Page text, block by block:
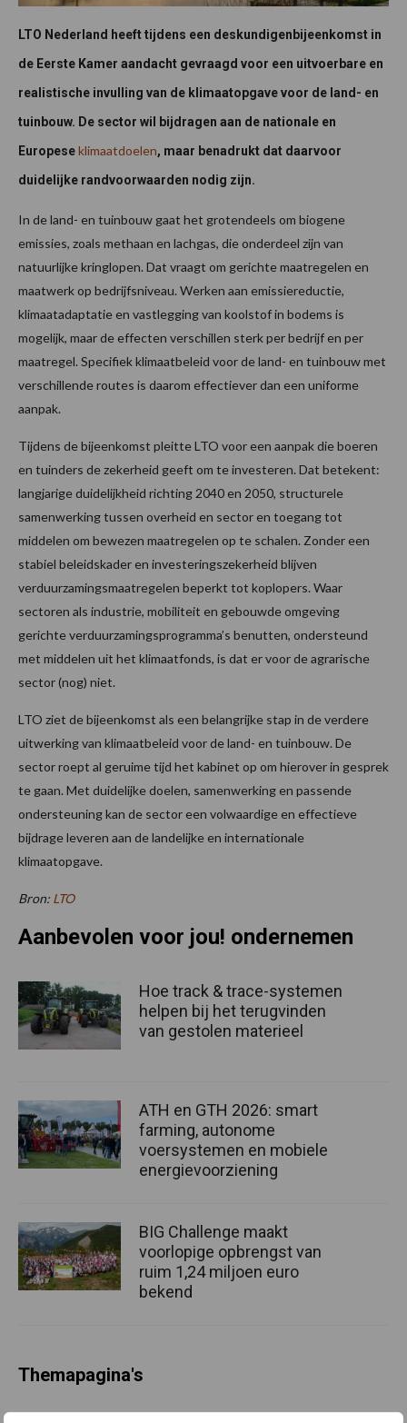
LTO Nederland heeft tijdens een deskundigenbijeenkomst in
de Eerste Kamer aandacht gevraagd voor een uitvoerbare en
realistische invulling van de klimaatopgave voor de land- en
tuinbouw. De sector wil bijdragen aan de nationale en
Europeseklimaatdoelen, maar benadrukt dat daarvoor
duidelijke randvoorwaarden nodig zijn.
In de land- en tuinbouw gaat het grotendeels om biogene
emissies, zoals methaan en lachgas, die onderdeel zijn van
natuurlijke kringlopen. Dat vraagt om gerichte maatregelen en
maatwerk op bedrijfsniveau. Werken aan emissiereductie,
klimaatadaptatie en vastlegging van koolstof in bodems is
mogelijk, maar de effecten verschillen sterk per bedrijf en per
maatregel. Specifiek klimaatbeleid voor de land- en tuinbouw met
verschillende routes is daarom effectiever dan een uniforme
aanpak.
Tijdens de bijeenkomst pleitte LTO voor een aanpak die boeren
en tuinders de zekerheid geeft om te investeren. Dat betekent:
langjarige duidelijkheid richting 2040 en 2050, structurele
samenwerking tussen overheid en sector en toegang tot
middelen om bewezen maatregelen op te schalen. Zonder een
stabiel beleidskader en investeringszekerheid blijven
verduurzamingsmaatregelen beperkt tot koplopers. Waar
sectoren als industrie, mobiliteit en gebouwde omgeving
gerichte verduurzamingsprogramma’s benutten, ondersteund
met middelen uit het klimaatfonds, is dat er voor de agrarische
sector (nog) niet.
LTO ziet de bijeenkomst als een belangrijke stap in de verdere
uitwerking van klimaatbeleid voor de land- en tuinbouw. De
sector roept al geruime tijd het kabinet op om hierover in gesprek
te gaan. Met duidelijke doelen, samenwerking en passende
ondersteuning kan de sector een volwaardige en effectieve
bijdrage leveren aan de landelijke en internationale
klimaatopgave.
Bron: LTO
Aanbevolen voor jou! ondernemen
Hoe track & trace-systemen
helpen bij het terugvinden
van gestolen materieel
ATH en GTH 2026: smart
farming, autonome
voersystemen en mobiele
energievoorziening
BIG Challenge maakt
voorlopige opbrengst van
ruim 1,24 miljoen euro
bekend
Themapagina's